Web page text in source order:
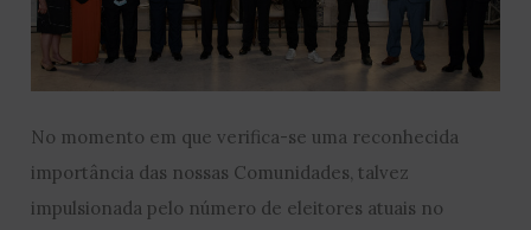
No momento em que verifica-se uma reconhecida
importância das nossas Comunidades, talvez
impulsionada pelo número de eleitores atuais no